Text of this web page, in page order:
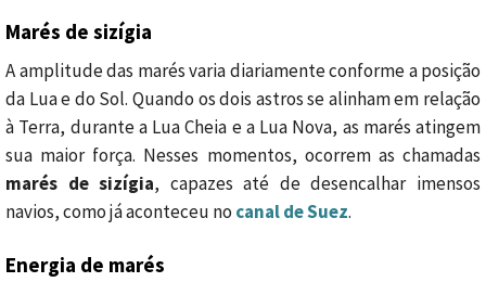
Marés de sizígia
A amplitude das marés varia diariamente conforme a posição
da Lua e do Sol. Quando os dois astros se alinham em relação
à Terra, durante a Lua Cheia e a Lua Nova, as marés atingem
sua maior força. Nesses momentos, ocorrem as chamadas
marés de sizígia, capazes até de desencalhar imensos
navios, como já aconteceu no canal de Suez.
Energia de marés